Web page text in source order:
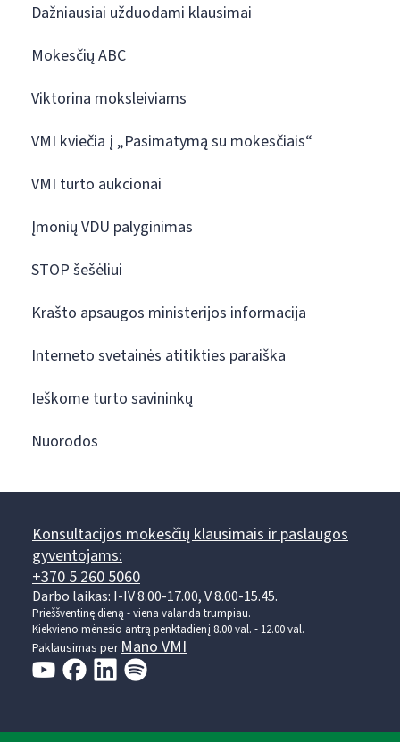
Dažniausiai užduodami klausimai
Mokesčių ABC
Viktorina moksleiviams
VMI kviečia į „Pasimatymą su mokesčiais“
VMI turto aukcionai
Įmonių VDU palyginimas
STOP šešėliui
Krašto apsaugos ministerijos informacija
Interneto svetainės atitikties paraiška
Ieškome turto savininkų
Nuorodos
Konsultacijos mokesčių klausimais ir paslaugos
gyventojams:
+370 5 260 5060
Darbo laikas: I-IV 8.00-17.00, V 8.00-15.45.
Prieššventinę dieną - viena valanda trumpiau.
Kiekvieno mėnesio antrą penktadienį 8.00 val. - 12.00 val.
Paklausimas per Mano VMI